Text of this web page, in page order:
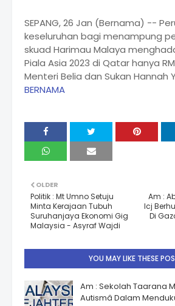
SEPANG, 26 Jan (Bernama) --
keseluruhan bagi menampung
skuad Harimau Malaya
Piala Asia 2023 di Qatar hanya
Menteri Belia dan Sukan Hannah
BERNAMA
Am :
Icj
Di
OLDER
Politik : Mt Umno Setuju
Minta Kerajaan Tubuh
Suruhanjaya Ekonomi Gig
Malaysia - Asyraf Wajdi
YOU MAY LIKE THESE
Am : Sekolah Taarana
Autismâ Dalam